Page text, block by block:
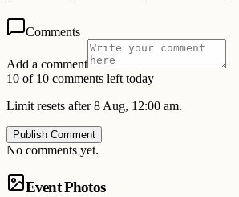
Comments
Add a comment
10 of 10 comments left today
Limit resets after 8 Aug, 12:00 am.
Publish Comment
No comments yet.
Event Photos